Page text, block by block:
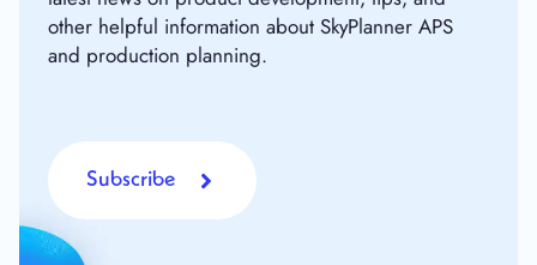
other helpful information about SkyPlanner APS
and production planning.
Subscribe